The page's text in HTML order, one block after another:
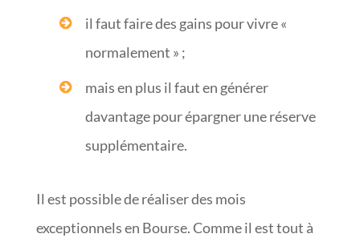
il faut faire des gains pour vivre «
normalement » ;
mais en plus il faut en générer
davantage pour épargner une réserve
supplémentaire.
Il est possible de réaliser des mois
exceptionnels en Bourse. Comme il est tout à